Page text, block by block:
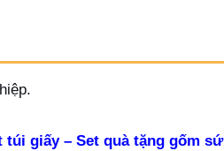
túi giấy – Set quà tặng gốm sứ